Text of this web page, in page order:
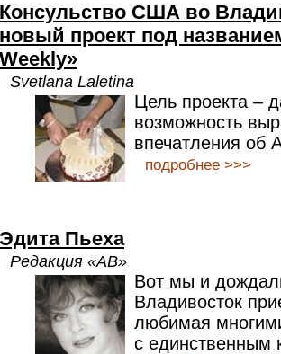
Консульство США во
новый проект под
Weekly»
Svetlana Laletina
Цель проекта –
возможность
впечатления об
подробнее >>>
Эдита Пьеха
Редакция «АВ»
Вот мы и
Владивосток
любимая
с единственным